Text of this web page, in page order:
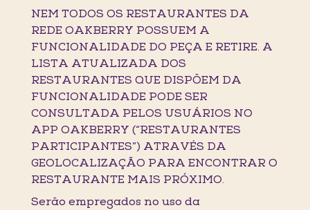
NEM TODOS OS RESTAURANTES DA
REDE OAKBERRY POSSUEM A
FUNCIONALIDADE DO PEÇA E RETIRE. A
LISTA ATUALIZADA DOS
RESTAURANTES QUE DISPÕEM DA
FUNCIONALIDADE PODE SER
CONSULTADA PELOS USUÁRIOS NO
APP OAKBERRY (“RESTAURANTES
PARTICIPANTES”) ATRAVÉS DA
GEOLOCALIZAÇÃO PARA ENCONTRAR O
RESTAURANTE MAIS PRÓXIMO.
Serão empregados no uso da